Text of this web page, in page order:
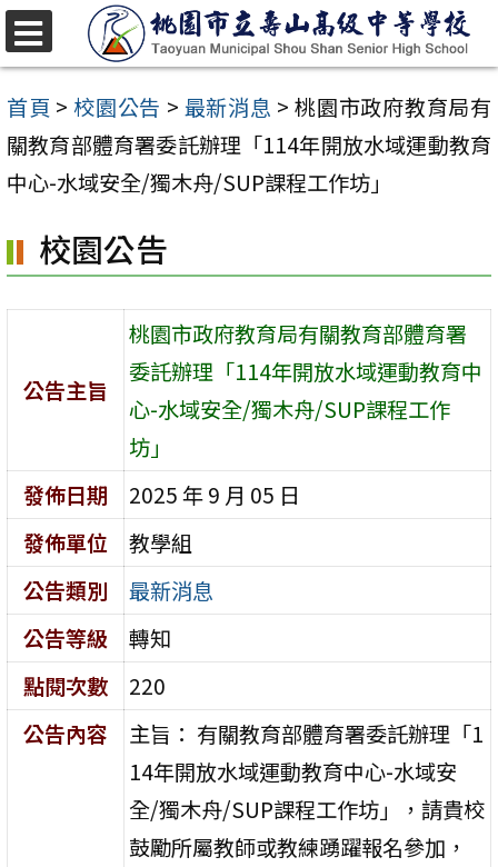
跳
至
主
要
內
區
首頁 > 校園公告 > 最新消息 > 桃園市政府教育局有
關教育部體育署委託辦理「114年開放水域運動教育
中心-水域安全/獨木舟/SUP課程工作坊」
校園公告
公告主旨
桃園市政府教育局有關教育部體育署
委託辦理「114年開放水域運動教育中
心-水域安全/獨木舟/SUP課程工作
坊」
發佈日期
2025 年 9 月 05 日
發佈單位
教學組
公告類別
最新消息
公告等級
轉知
點閱次數
220
公告內容
主旨： 有關教育部體育署委託辦理「1
14年開放水域運動教育中心-水域安
全/獨木舟/SUP課程工作坊」，請貴校
鼓勵所屬教師或教練踴躍報名參加，
選
單